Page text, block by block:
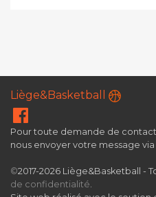
Liège&Basketball
Pour toute demande de
nous envoyer votre message via
©2017-2026 Liège&Basketball -
de confidentialité.